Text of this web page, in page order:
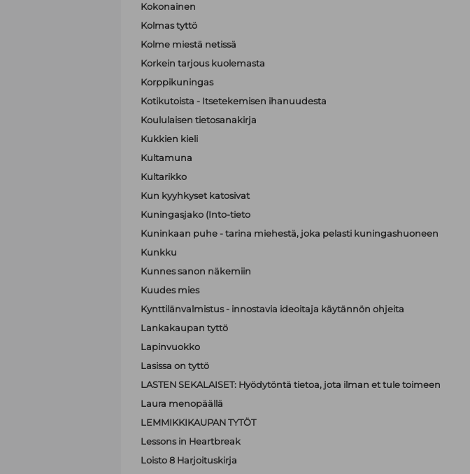
Kokonainen
Kolmas tyttö
Kolme miestä netissä
Korkein tarjous kuolemasta
Korppikuningas
Kotikutoista - Itsetekemisen ihanuudesta
Koululaisen tietosanakirja
Kukkien kieli
Kultamuna
Kultarikko
Kun kyyhkyset katosivat
Kuningasjako (Into-tieto
Kuninkaan puhe - tarina miehestä, joka pelasti kuningashuoneen
Kunkku
Kunnes sanon näkemiin
Kuudes mies
Kynttilänvalmistus - innostavia ideoitaja käytännön ohjeita
Lankakaupan tyttö
Lapinvuokko
Lasissa on tyttö
LASTEN SEKALAISET: Hyödytöntä tietoa, jota ilman et tule toimeen
Laura menopäällä
LEMMIKKIKAUPAN TYTÖT
Lessons in Heartbreak
Loisto 8 Harjoituskirja